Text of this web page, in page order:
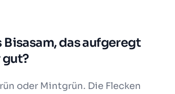
das aufgeregt
oder Mintgrün. Die Flecken